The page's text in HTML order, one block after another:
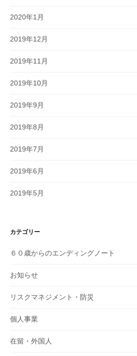
2020年1月
2019年12月
2019年11月
2019年10月
2019年9月
2019年8月
2019年7月
2019年6月
2019年5月
カテゴリー
６０歳からのエンディングノート
お知らせ
リスクマネジメント・防災
個人事業
在留・外国人